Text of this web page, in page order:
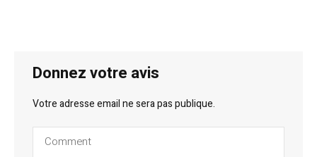
Donnez votre avis
Votre adresse email ne sera pas publique.